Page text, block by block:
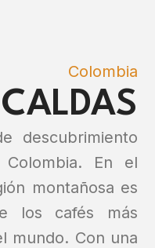
Colombia
CALDAS
descubrimiento
En el
montañosa es
los cafés más
mundo. Con una